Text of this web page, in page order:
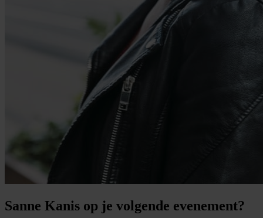
Sanne Kanis op je volgende evenement?